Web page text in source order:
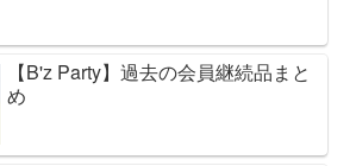
【B'z Party】過去の会員継続品まと
め